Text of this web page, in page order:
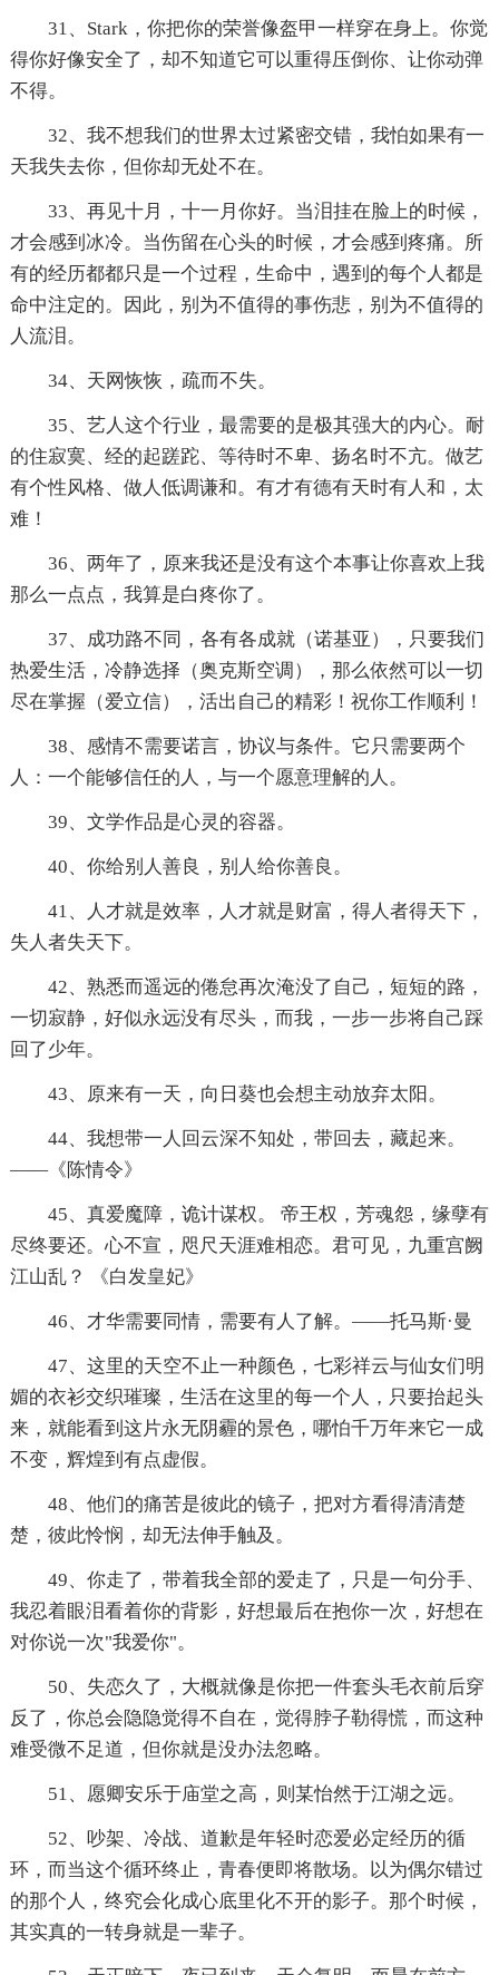
31、Stark，你把你的荣誉像盔甲一样穿在身上。你觉
得你好像安全了，却不知道它可以重得压倒你、让你动弹
不得。
32、我不想我们的世界太过紧密交错，我怕如果有一
天我失去你，但你却无处不在。
33、再见十月，十一月你好。当泪挂在脸上的时候，
才会感到冰冷。当伤留在心头的时候，才会感到疼痛。所
有的经历都都只是一个过程，生命中，遇到的每个人都是
命中注定的。因此，别为不值得的事伤悲，别为不值得的
人流泪。
34、天网恢恢，疏而不失。
35、艺人这个行业，最需要的是极其强大的内心。耐
的住寂寞、经的起蹉跎、等待时不卑、扬名时不亢。做艺
有个性风格、做人低调谦和。有才有德有天时有人和，太
难！
36、两年了，原来我还是没有这个本事让你喜欢上我
那么一点点，我算是白疼你了。
37、成功路不同，各有各成就（诺基亚），只要我们
热爱生活，冷静选择（奥克斯空调），那么依然可以一切
尽在掌握（爱立信），活出自己的精彩！祝你工作顺利！
38、感情不需要诺言，协议与条件。它只需要两个
人：一个能够信任的人，与一个愿意理解的人。
39、文学作品是心灵的容器。
40、你给别人善良，别人给你善良。
41、人才就是效率，人才就是财富，得人者得天下，
失人者失天下。
42、熟悉而遥远的倦怠再次淹没了自己，短短的路，
一切寂静，好似永远没有尽头，而我，一步一步将自己踩
回了少年。
43、原来有一天，向日葵也会想主动放弃太阳。
44、我想带一人回云深不知处，带回去，藏起来。
——《陈情令》
45、真爱魔障，诡计谋权。 帝王权，芳魂怨，缘孽有
尽终要还。心不宣，咫尺天涯难相恋。君可见，九重宫阙
江山乱？ 《白发皇妃》
46、才华需要同情，需要有人了解。——托马斯·曼
47、这里的天空不止一种颜色，七彩祥云与仙女们明
媚的衣衫交织璀璨，生活在这里的每一个人，只要抬起头
来，就能看到这片永无阴霾的景色，哪怕千万年来它一成
不变，辉煌到有点虚假。
48、他们的痛苦是彼此的镜子，把对方看得清清楚
楚，彼此怜悯，却无法伸手触及。
49、你走了，带着我全部的爱走了，只是一句分手、
我忍着眼泪看着你的背影，好想最后在抱你一次，好想在
对你说一次"我爱你"。
50、失恋久了，大概就像是你把一件套头毛衣前后穿
反了，你总会隐隐觉得不自在，觉得脖子勒得慌，而这种
难受微不足道，但你就是没办法忽略。
51、愿卿安乐于庙堂之高，则某怡然于江湖之远。
52、吵架、冷战、道歉是年轻时恋爱必定经历的循
环，而当这个循环终止，青春便即将散场。以为偶尔错过
的那个人，终究会化成心底里化不开的影子。那个时候，
其实真的一转身就是一辈子。